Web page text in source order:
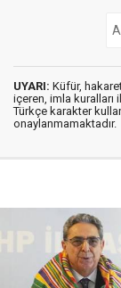
UYARI: Küfür,
içeren, imla kuralları
Türkçe karakter
onaylanmamaktadır.